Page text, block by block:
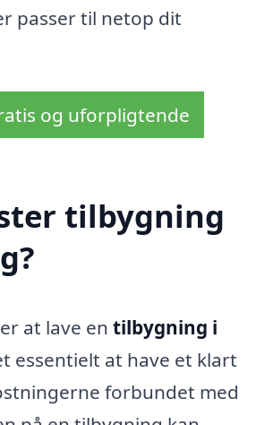
passer til netop dit
og uforpligtende
tilbygning
at lave en tilbygning i
essentielt at have et klart
forbundet med